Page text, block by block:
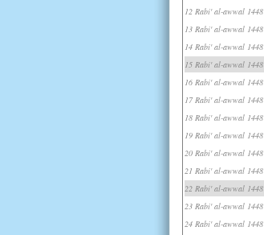
12 Rabi' al-awwal 1448
13 Rabi' al-awwal 1448
14 Rabi' al-awwal 1448
15 Rabi' al-awwal 1448
16 Rabi' al-awwal 1448
17 Rabi' al-awwal 1448
18 Rabi' al-awwal 1448
19 Rabi' al-awwal 1448
20 Rabi' al-awwal 1448
21 Rabi' al-awwal 1448
22 Rabi' al-awwal 1448
23 Rabi' al-awwal 1448
24 Rabi' al-awwal 1448